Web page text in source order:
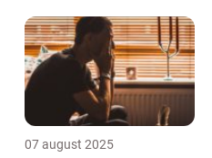
07 august 2025